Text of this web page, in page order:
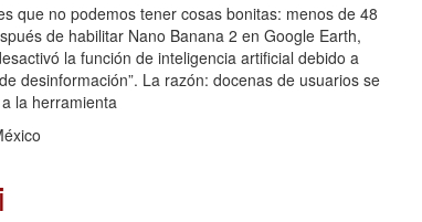
que no podemos tener cosas bonitas: menos de 48
de habilitar Nano Banana 2 en Google Earth,
la función de inteligencia artificial debido a
desinformación”. La razón: docenas de usuarios se
la herramienta